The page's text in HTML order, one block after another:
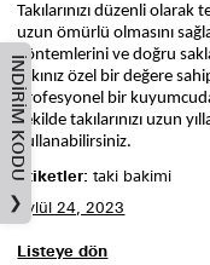
Takılarınızı düzenli olarak
uzun ömürlü olmasını
yöntemlerini ve doğru
takınız özel bir değere
profesyonel bir
şekilde takılarınızı uzun
kullanabilirsiniz.
Etiketler: taki bakimi
Eylül 24, 2023
Listeye dön
İNDIRIM KODU
❯